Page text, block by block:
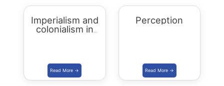
Imperialism and
colonialism in
Perception